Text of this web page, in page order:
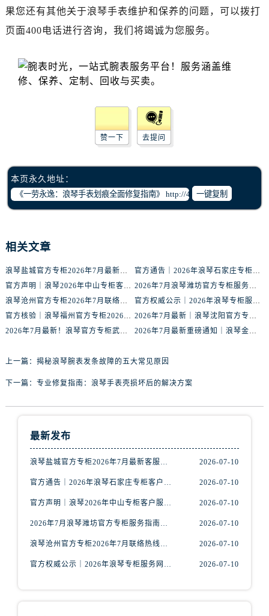
内蒙古自治区包头市青山区幸福路甲3号王府井百货名表维修浪琴售后服务中心（需提前预约）
山西省阳泉市郊区平阳东街与新城大道交叉口浪琴售后服务中心（需提前预约）
山西省运城市盐湖区河东街浪琴售后服务中心（需提前预约）
安徽省池州市贵池区长江路浪琴售后服务中心（需提前预约）
果您还有其他关于浪琴手表维护和保养的问题，可以拨打
页面400电话进行咨询，我们将竭诚为您服务。
赞一下 去提问
本页永久地址：
一键复制
相关文章
浪琴盐城官方专柜2026年7月最新客服热线通知，权威服务信息全收录
官方通告｜2026年浪琴石家庄专柜客户服务中心热线7月公示
官方声明｜浪琴2026年中山专柜客户服务热线7月更新（专柜名录公示）
2026年7月浪琴潍坊官方专柜服务指南｜客户服务热线+门店核验
浪琴沧州官方专柜2026年7月联络热线｜客服服务指南+门店信息
官方权威公示｜2026年浪琴专柜服务网络焕新：中山区门店客服热线全核验
官方核验｜浪琴福州官方专柜2026年7月客户服务信息公告
2026年7月最新｜浪琴沈阳官方专柜服务电话+门店信息综合公示
2026年7月最新！浪琴官方专柜武汉客户服务电话+信息核验权威发布
2026年7月最新重磅通知｜浪琴金华官方专柜客户服务热线与门店攻略
上一篇： 揭秘浪琴腕表发条故障的五大常见原因
下一篇： 专业修复指南：浪琴手表壳损坏后的解决方案
最新发布
浪琴盐城官方专柜2026年7月最新客服热线通知，权威服务信息全收录 2026-07-10
官方通告｜2026年浪琴石家庄专柜客户服务中心热线7月公示 2026-07-10
官方声明｜浪琴2026年中山专柜客户服务热线7月更新（专柜名录公示） 2026-07-10
2026年7月浪琴潍坊官方专柜服务指南｜客户服务热线+门店核验 2026-07-10
浪琴沧州官方专柜2026年7月联络热线｜客服服务指南+门店信息 2026-07-10
官方权威公示｜2026年浪琴专柜服务网络焕新：中山区门店客服热线全核验 2026-07-10